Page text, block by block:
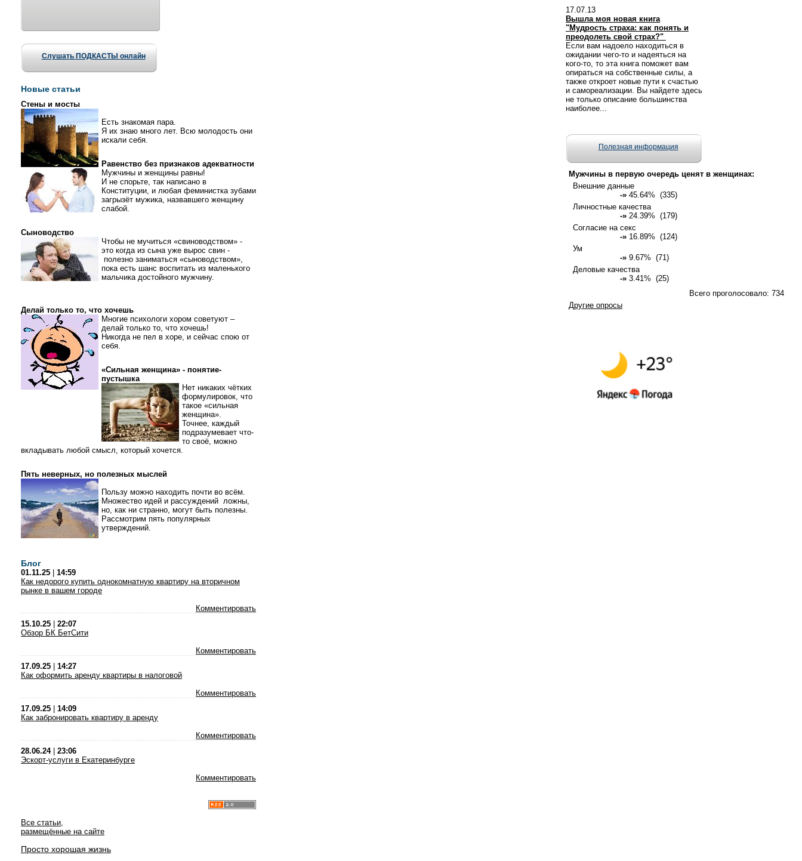
Слушать ПОДКАСТЫ онлайн
Новые статьи
Стены и мосты
Есть знакомая пара.
Я их знаю много лет. Всю молодость они
искали себя.
Равенство без признаков адекватности
Мужчины и женщины равны!
И не спорьте, так написано в
Конституции, и любая феминистка зубами
загрызёт мужика, назвавшего женщину
слабой.
Сыноводство
Чтобы не мучиться «свиноводством» -
это когда из сына уже вырос свин -
полезно заниматься «сыноводством»,
пока есть шанс воспитать из маленького
мальчика достойного мужчину.
Делай только то, что хочешь
Многие психологи хором советуют –
делай только то, что хочешь!
Никогда не пел в хоре, и сейчас спою от
себя.
«Сильная женщина» - понятие-
пустышка
Нет никаких чётких
формулировок, что
такое «сильная
женщина».
Точнее, каждый
подразумевает что-
то своё, можно
вкладывать любой смысл, который хочется.
Пять неверных, но полезных мыслей
Пользу можно находить почти во всём.
Множество идей и рассуждений ложны,
но, как ни странно, могут быть полезны.
Рассмотрим пять популярных
утверждений.
Блог
01.11.25
14:59
Как недорого купить однокомнатную квартиру на вторичном
рынке в вашем городе
Комментировать
15.10.25
22:07
Обзор БК БетСити
Комментировать
17.09.25
14:27
Как оформить аренду квартиры в налоговой
Комментировать
17.09.25
14:09
Как забронировать квартиру в аренду
Комментировать
28.06.24| 23:06
Эскорт-услуги в Екатеринбурге
Комментировать
Все статьи,
размещённые на сайте
Просто хорошая жизнь
17.07.13
Вышла моя новая книга
"Мудрость страха: как понять и
преодолеть свой страх?"
Если вам надоело находиться в
ожидании чего-то и надеяться на
кого-то, то эта книга поможет вам
опираться на собственные силы, а
также откроет новые пути к счастью
и самореализации. Вы найдете здесь
не только описание большинства
наиболее...
Полезная информация
Мужчины в первую очередь ценят в женщинах:
Внешние данные
-» 45.64% (335)
Личностные качества
-» 24.39% (179)
Согласие на секс
-» 16.89% (124)
Ум
-» 9.67% (71)
Деловые качества
-» 3.41% (25)
Всего проголосовало: 734
Другие опросы